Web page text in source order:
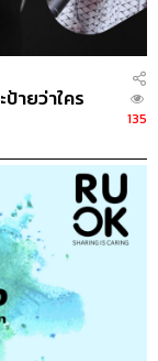
14.7K
PODCAST
ายว่าใคร
135